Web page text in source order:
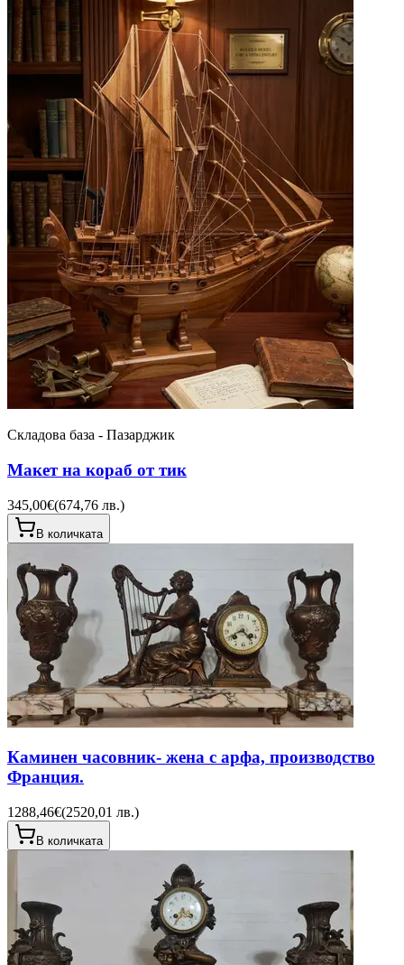
Складова база - Пазарджик
Макет на кораб от тик
345,00€(674,76 лв.)
В количката
Каминен часовник- жена с арфа, производство
Франция.
1288,46€(2520,01 лв.)
В количката